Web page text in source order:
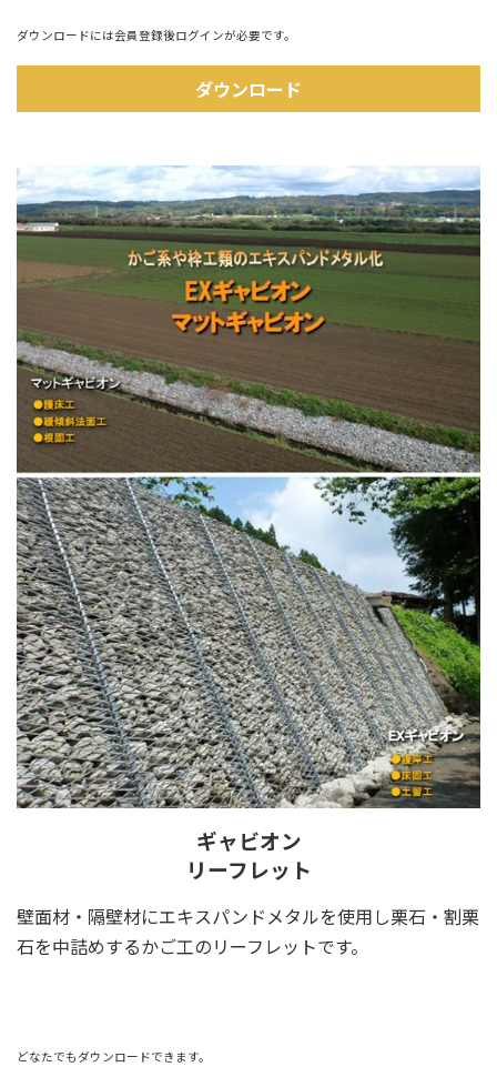
ダウンロードには会員登録後ログインが必要です。
ダウンロード
ギャビオン
リーフレット
壁面材・隔壁材にエキスパンドメタルを使用し栗石・割栗
石を中詰めするかご工のリーフレットです。
どなたでもダウンロードできます。